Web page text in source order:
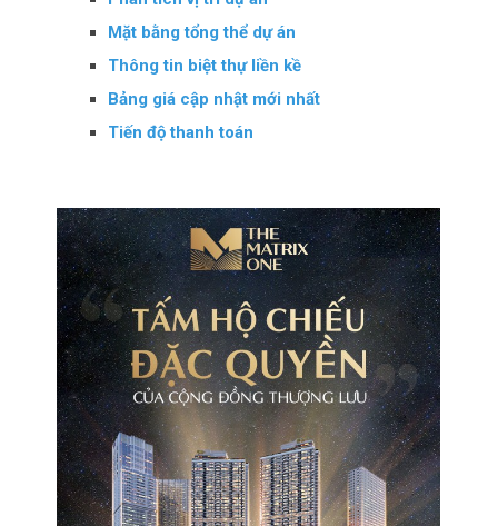
Mặt bằng tổng thể dự án
Thông tin biệt thự liền kề
Bảng giá cập nhật mới nhất
Tiến độ thanh toán